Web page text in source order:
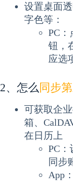
设置桌面
字色等：
PC
钮，
应选
2、怎么 同步
可获取企
箱、
在日历上
PC
同步
App